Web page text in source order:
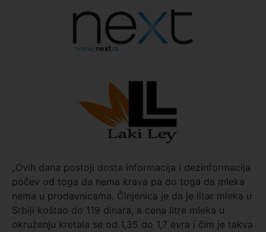
„Ovih dana postoji dosta informacija i dezinformacija
počev od toga da nema krava pa do toga da mleka
nema u prodavnicama. Činjenica je da je litar mleka u
Srbiji koštao do 119 dinara, a cena litre mleka u
okruženju kretala se od 1,35 do 1,7 evra i čim je takva